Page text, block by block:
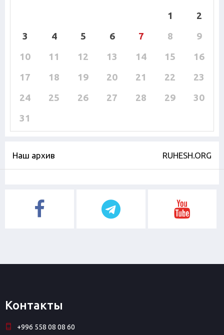
1
2
3
4 5 6 7 8
9
10
11 12 13 14 15
16
17
18 19 20 21 22
23
24
25 26 27 28 29
30
31
Наш архив RUHESH.ORG
Контакты
+996 558 08 08 60